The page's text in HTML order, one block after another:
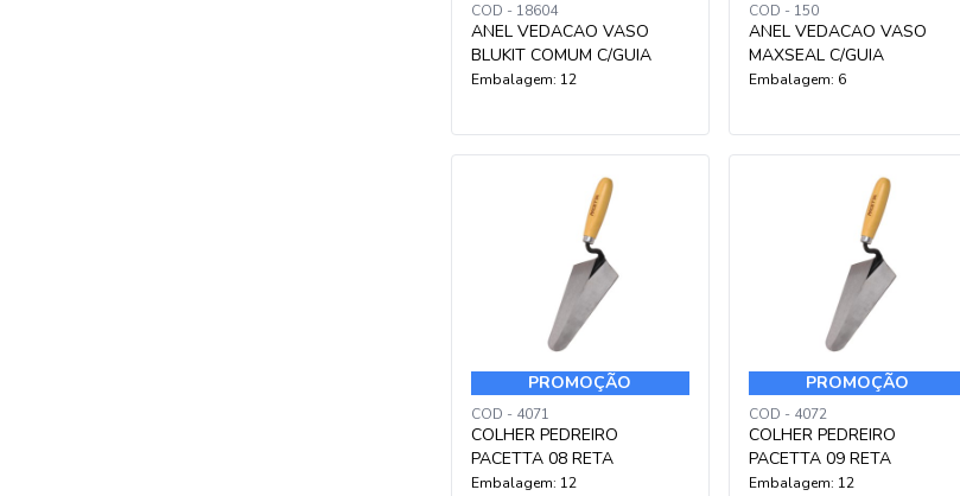
COD - 18604
ANEL VEDACAO VASO
BLUKIT COMUM C/GUIA
Embalagem: 12
COD - 150
ANEL VEDACAO VASO
MAXSEAL C/GUIA
Embalagem: 6
PROMOÇÃO
COD - 4071
COLHER PEDREIRO
PACETTA 08 RETA
Embalagem: 12
PROMOÇÃO
COD - 4072
COLHER PEDREIRO
PACETTA 09 RETA
Embalagem: 12